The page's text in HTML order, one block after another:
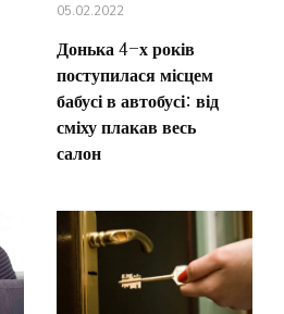
05.02.2022
Донька 4-х років
поступилася місцем
бабусі в автобусі: від
сміху плакав весь
салон